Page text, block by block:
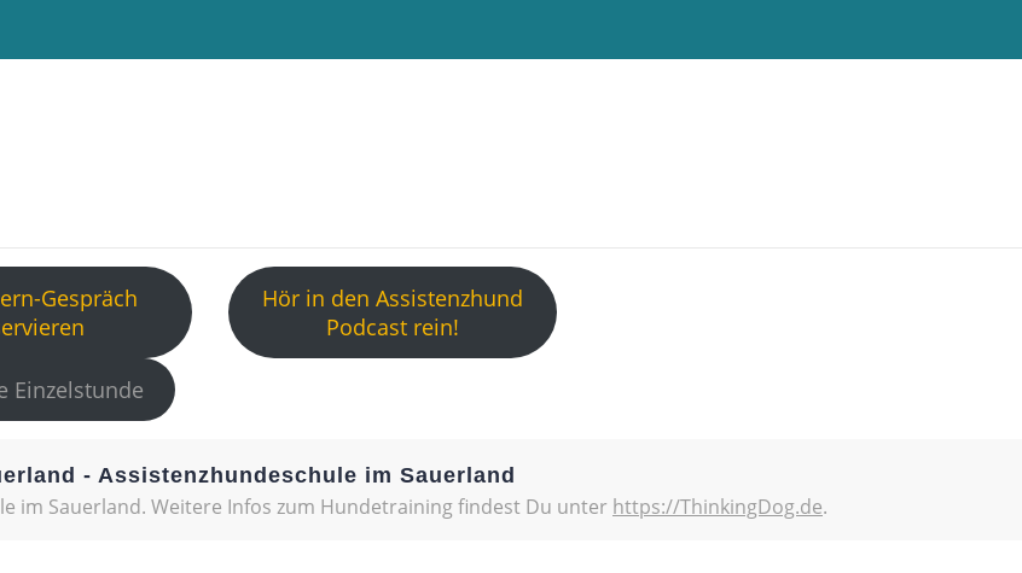
Gespräch
Einzelstunde
Hör in den Assistenzhund
Podcast rein!
- Assistenzhundeschule im Sauerland
im Sauerland. Weitere Infos zum Hundetraining findest Du unter https://ThinkingDog.de.